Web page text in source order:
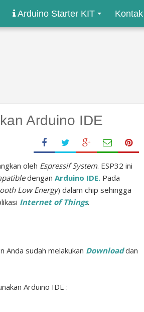
Arduino Starter KIT
Arduino IDE
oleh Espressif System. ESP32 ini
dengan Arduino IDE. Pada
Low Energy) dalam chip sehingga
Internet of Things.
Anda sudah melakukan Downloaddan
Arduino IDE :